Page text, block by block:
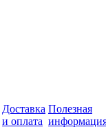
Доставка
и оплата
Полезная